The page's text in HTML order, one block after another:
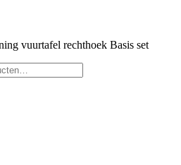
vuurtafel rechthoek Basis set